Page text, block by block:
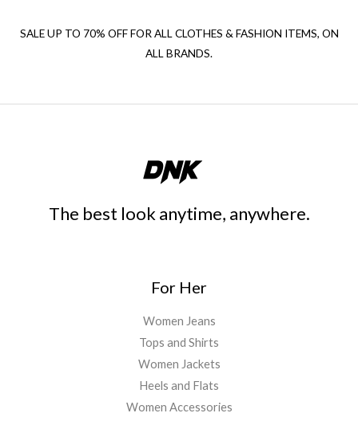
SALE UP TO 70% OFF FOR ALL CLOTHES & FASHION ITEMS, ON
ALL BRANDS.
The best look anytime, anywhere.
For Her
Women Jeans
Tops and Shirts
Women Jackets
Heels and Flats
Women Accessories